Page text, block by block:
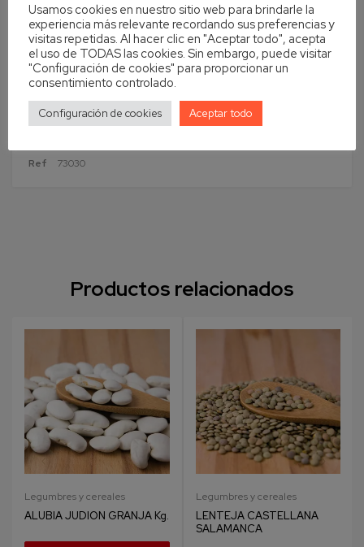
Añadir al carrito
Ref 73030
Productos relacionados
Legumbres y cereales
ALUBIA JUDION GRANJA Kg.
Legumbres y cereales
LENTEJA CASTELLANA
SALAMANCA
Usamos cookies en nuestro sitio web para brindarle la
experiencia más relevante recordando sus preferencias y
visitas repetidas. Al hacer clic en "Aceptar todo", acepta
el uso de TODAS las cookies. Sin embargo, puede visitar
"Configuración de cookies" para proporcionar un
consentimiento controlado.
Configuración de cookies Aceptar todo